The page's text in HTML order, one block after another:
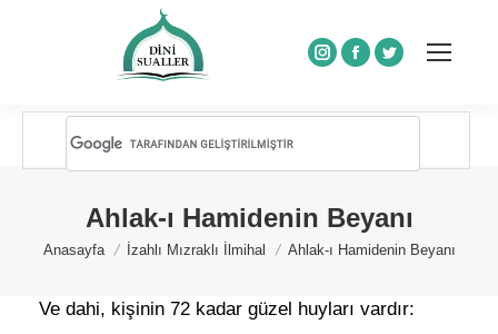
Instagram
Facebook
Twitter
Ahlak-ı Hamidenin Beyanı
You are here:
Anasayfa İzahlı Mızraklı İlmihal Ahlak-ı Hamidenin Beyanı
Ve dahi, kişinin 72 kadar güzel huyları vardır: